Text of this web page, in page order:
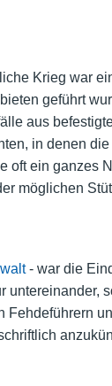
Krieg war
geführt
aus
in denen
oft ein ganzes
möglichen
- war die
untereinander,